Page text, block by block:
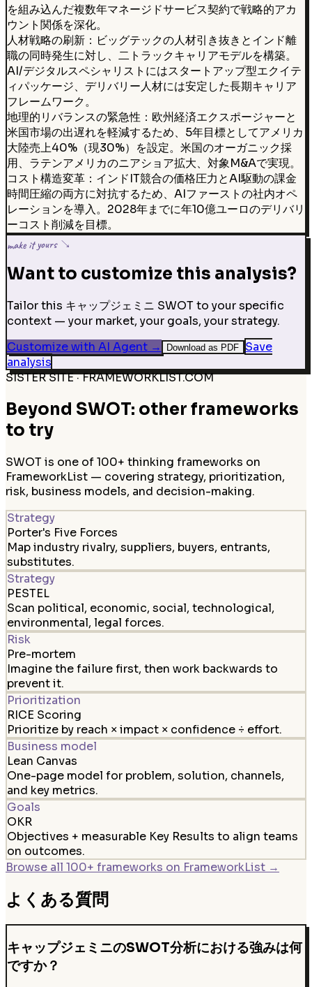
を組み込んだ複数年マネージドサービス契約で戦略的アカ
ウント関係を深化。
人材戦略の刷新：ビッグテックの人材引き抜きとインド離
職の同時発生に対し、二トラックキャリアモデルを構築。
AI/デジタルスペシャリストにはスタートアップ型エクイテ
ィパッケージ、デリバリー人材には安定した長期キャリア
フレームワーク。
地理的リバランスの緊急性：欧州経済エクスポージャーと
米国市場の出遅れを軽減するため、5年目標としてアメリカ
大陸売上40%（現30%）を設定。米国のオーガニック採
用、ラテンアメリカのニアショア拡大、対象M&Aで実現。
コスト構造変革：インドIT競合の価格圧力とAI駆動の課金
時間圧縮の両方に対抗するため、AIファーストの社内オペ
レーションを導入。2028年までに年10億ユーロのデリバリ
ーコスト削減を目標。
make it yours ↘
Want to customize this analysis?
Tailor this キャップジェミニ SWOT to your specific
context — your market, your goals, your strategy.
Customize with AI Agent→ Download as PDF
Save
analysis
SISTER SITE · FRAMEWORKLIST.COM
Beyond SWOT: other frameworks
to try
SWOT is one of 100+ thinking frameworks on
FrameworkList — covering strategy, prioritization,
risk, business models, and decision-making.
Strategy
Porter's Five Forces
Map industry rivalry, suppliers, buyers, entrants,
substitutes.
Strategy
PESTEL
Scan political, economic, social, technological,
environmental, legal forces.
Risk
Pre-mortem
Imagine the failure first, then work backwards to
prevent it.
Prioritization
RICE Scoring
Prioritize by reach × impact × confidence ÷ effort.
Business model
Lean Canvas
One-page model for problem, solution, channels,
and key metrics.
Goals
OKR
Objectives + measurable Key Results to align teams
on outcomes.
Browse all 100+ frameworks on FrameworkList →
よくある質問
キャップジェミニのSWOT分析における強みは何
ですか？